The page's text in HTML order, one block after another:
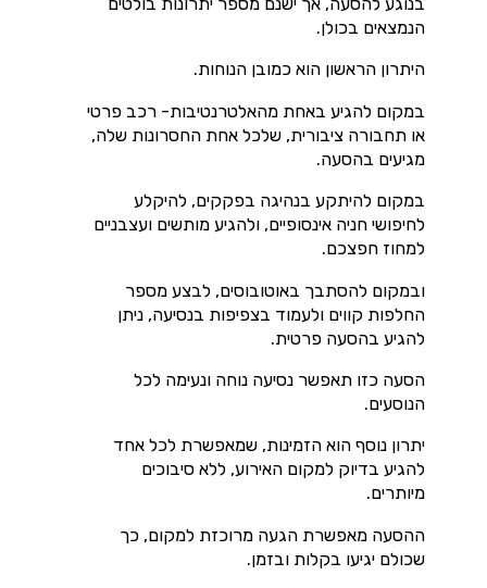
הנמצאים בכולן.
היתרון הראשון הוא כמובן הנוחות.
במקום להגיע באחת מהאלטרנטיבות- רכב פרטי
או תחבורה ציבורית, שלכל אחת החסרונות שלה,
מגיעים בהסעה.
במקום להיתקע בנהיגה בפקקים, להיקלע
לחיפושי חניה אינסופיים, ולהגיע מותשים ועצבניים
למחוז חפצכם.
ובמקום להסתבך באוטובוסים, לבצע מספר
החלפות קווים ולעמוד בצפיפות בנסיעה, ניתן
להגיע בהסעה פרטית.
הסעה כזו תאפשר נסיעה נוחה ונעימה לכל
הנוסעים.
יתרון נוסף הוא הזמינות, שמאפשרת לכל אחד
להגיע בדיוק למקום האירוע, ללא סיבוכים
מיותרים.
ההסעה מאפשרת הגעה מרוכזת למקום, כך
שכולם יגיעו בקלות ובזמן.